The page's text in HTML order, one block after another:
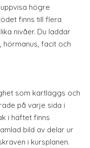
högre
finns till flera
nivåer. Du laddar
hörmanus, facit och
som kartläggs och
på varje sida i
i häftet finns
bild av delar ur
i kursplanen.